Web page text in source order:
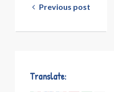
articoliPrevious post
Translate: